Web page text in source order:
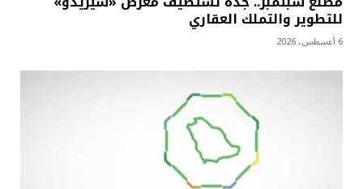
للتطوير والتملك العقاري
6 أغسطس، 2026